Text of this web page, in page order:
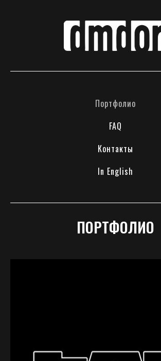
Портфолио
FAQ
Контакты
In English
ПОРТФОЛИО